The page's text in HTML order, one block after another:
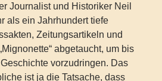
Journalist und Historiker Neil
als ein Jahrhundert tiefe
Zeitungsartikeln und
abgetaucht, um bis
vorzudringen. Das
ist ja die Tatsache, dass